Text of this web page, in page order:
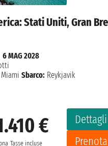
Stati Uniti, Gran
€
Tasse incluse
Dettagli
Prenota
6 MAG 2028
Miami Sbarco: Reykjavik